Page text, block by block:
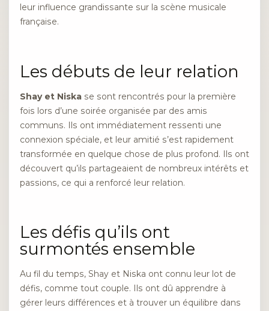
leur influence grandissante sur la scène musicale
française.
Les débuts de leur relation
Shay et Niska se sont rencontrés pour la première
fois lors d’une soirée organisée par des amis
communs. Ils ont immédiatement ressenti une
connexion spéciale, et leur amitié s’est rapidement
transformée en quelque chose de plus profond. Ils ont
découvert qu’ils partageaient de nombreux intérêts et
passions, ce qui a renforcé leur relation.
Les défis qu’ils ont
surmontés ensemble
Au fil du temps, Shay et Niska ont connu leur lot de
défis, comme tout couple. Ils ont dû apprendre à
gérer leurs différences et à trouver un équilibre dans